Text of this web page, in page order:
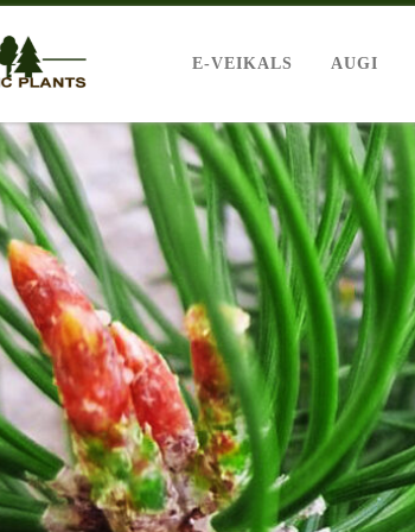
E-VEIKALS AUGI